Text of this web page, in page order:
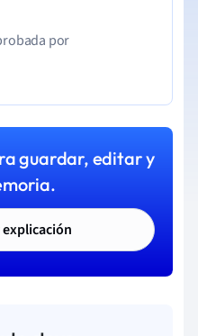
por
guardar, editar y